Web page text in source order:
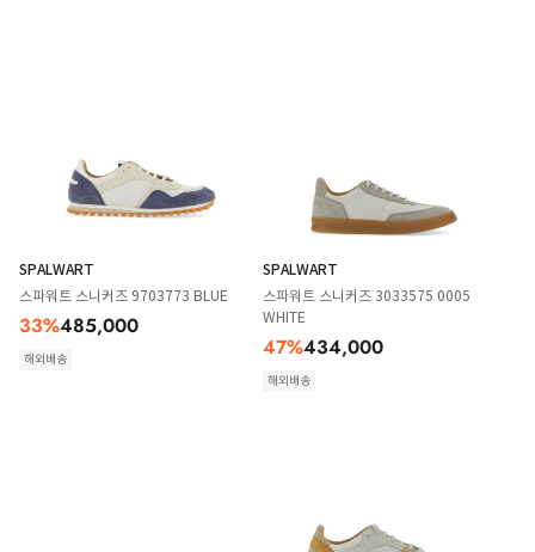
SPALWART
스파워트 스니커즈 9703773 BLUE
33%485,000
해외배송
SPALWART
스파워트 스니커즈 3033575 0005
WHITE
47%434,000
해외배송